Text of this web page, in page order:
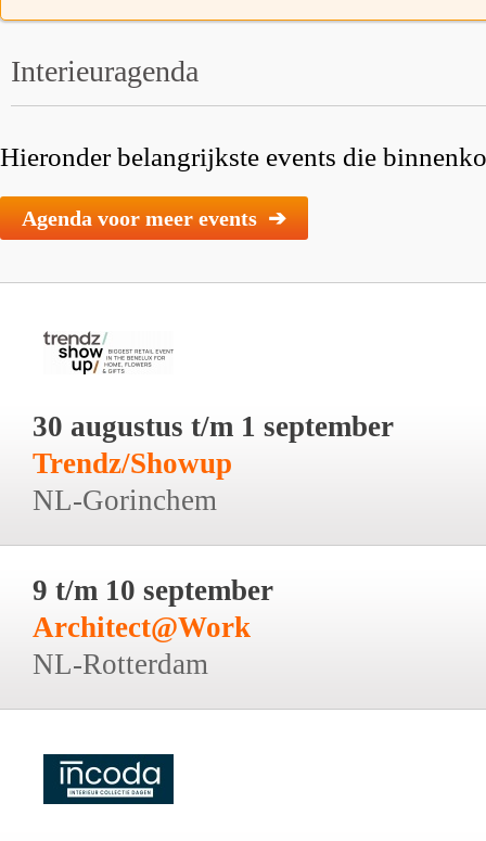
Interieuragenda
Hieronder belangrijkste events die
Agenda voor meer events ➔
30 augustus t/m 1 september
Trendz/Showup
NL-Gorinchem
9 t/m 10 september
Architect@Work
NL-Rotterdam